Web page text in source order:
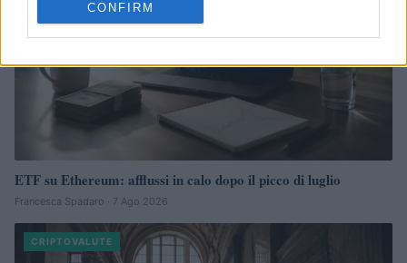
CONFIRM
ETF su Ethereum: afflussi in calo dopo il picco di luglio
Francesca Spadaro · 7 Ago 2026
CRIPTOVALUTE